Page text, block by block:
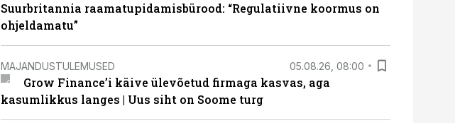
Suurbritannia raamatupidamisbürood: “Regulatiivne koormus on
ohjeldamatu”
MAJANDUSTULEMUSED 05.08.26, 08:00
Grow Finance’i käive ülevõetud firmaga kasvas, aga
kasumlikkus langes | Uus siht on Soome turg